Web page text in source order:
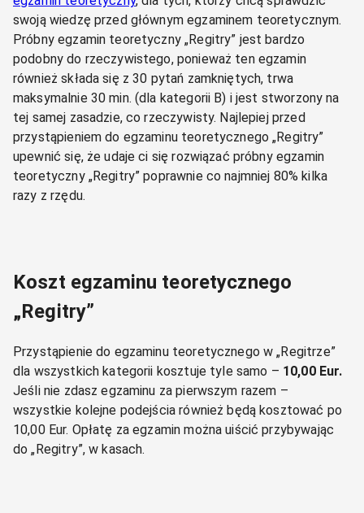
swoją wiedzę przed głównym egzaminem teoretycznym.
Próbny egzamin teoretyczny „Regitry” jest bardzo
podobny do rzeczywistego, ponieważ ten egzamin
również składa się z 30 pytań zamkniętych, trwa
maksymalnie 30 min. (dla kategorii B) i jest stworzony na
tej samej zasadzie, co rzeczywisty. Najlepiej przed
przystąpieniem do egzaminu teoretycznego „Regitry”
upewnić się, że udaje ci się rozwiązać próbny egzamin
teoretyczny „Regitry” poprawnie co najmniej 80% kilka
razy z rzędu.
Koszt egzaminu teoretycznego
„Regitry”
Przystąpienie do egzaminu teoretycznego w „Regitrze”
dla wszystkich kategorii kosztuje tyle samo – 10,00 Eur.
Jeśli nie zdasz egzaminu za pierwszym razem –
wszystkie kolejne podejścia również będą kosztować po
10,00 Eur. Opłatę za egzamin można uiścić przybywając
do „Regitry”, w kasach.